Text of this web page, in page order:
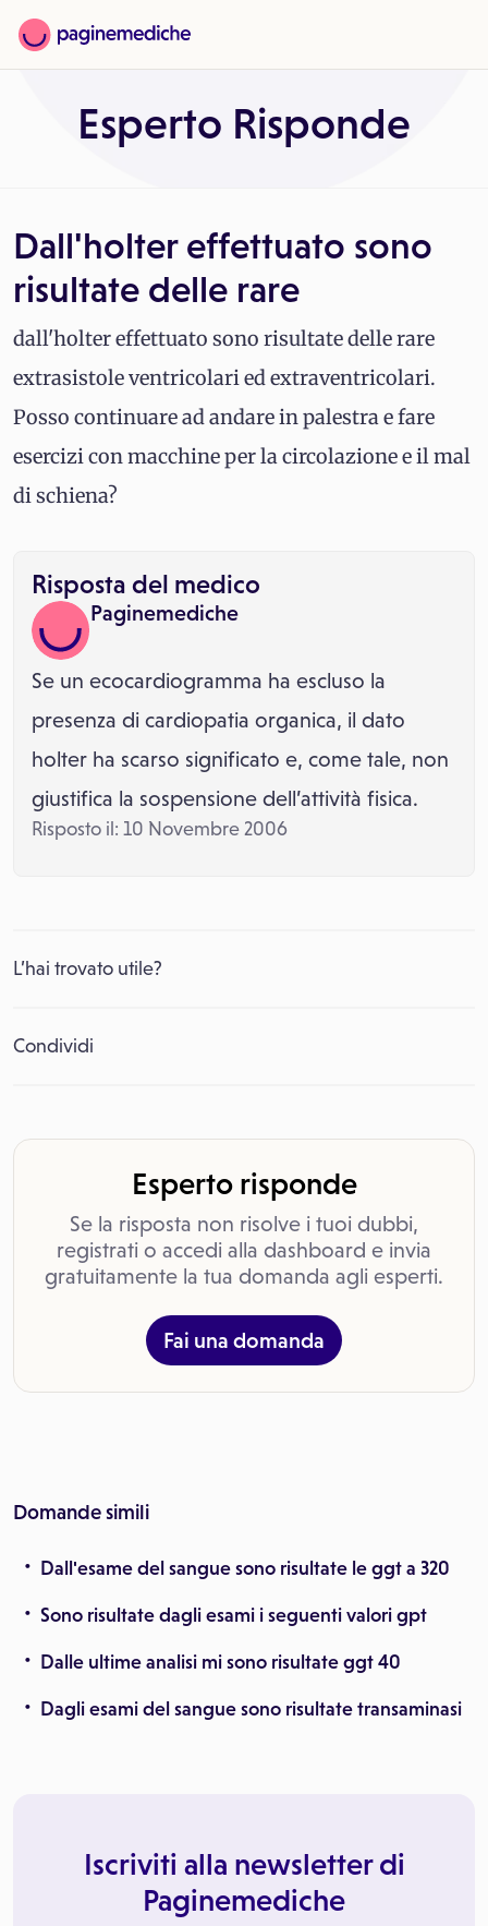
Esperto Risponde
Dall'holter effettuato sono
risultate delle rare
dall'holter effettuato sono risultate delle rare
extrasistole ventricolari ed extraventricolari.
Posso continuare ad andare in palestra e fare
esercizi con macchine per la circolazione e il mal
di schiena?
Risposta del medico
Paginemediche
Se un ecocardiogramma ha escluso la
presenza di cardiopatia organica, il dato
holter ha scarso significato e, come tale, non
giustifica la sospensione dell’attività fisica.
Risposto il: 10 Novembre 2006
L’hai trovato utile?
Condividi
Esperto risponde
Se la risposta non risolve i tuoi dubbi,
registrati o accedi alla dashboard e invia
gratuitamente la tua domanda agli esperti.
Fai una domanda
Domande simili
Dall'esame del sangue sono risultate le ggt a 320
Sono risultate dagli esami i seguenti valori gpt
Dalle ultime analisi mi sono risultate ggt 40
Dagli esami del sangue sono risultate transaminasi
Iscriviti alla newsletter di
Paginemediche